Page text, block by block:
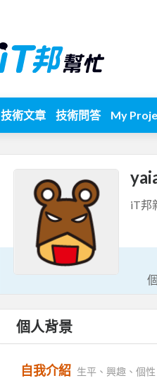
技術文章 技術問答 My
iT邦
個人背景
自我介紹 生平、興趣、個